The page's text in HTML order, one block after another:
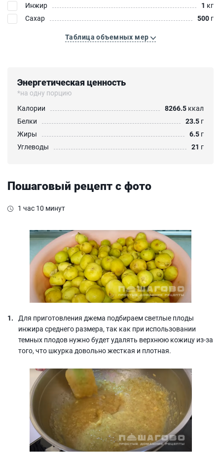
Инжир 1 кг
Сахар
500 г
Таблица объемных мер
Энергетическая ценность
*на одну порцию
Калории
8266.5 ккал
Белки
23.5 г
Жиры
6.5 г
Углеводы
21 г
Пошаговый рецепт с фото
1 час 10 минут
Для приготовления джема подбираем светлые плоды
инжира среднего размера, так как при использовании
темных плодов нужно будет удалять верхнюю кожицу из-за
того, что шкурка довольно жесткая и плотная.